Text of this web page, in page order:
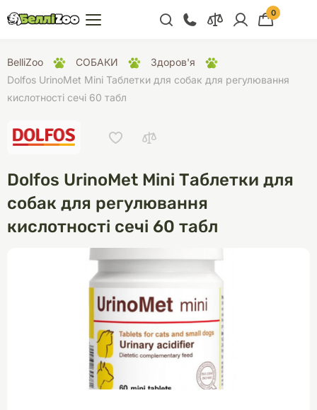
+38 (068) 300 91 91
Відділ продажу
+38 (068) 479 28
0
BelliZoo СОБАКИ
Здоров'я
Dolfos UrinoMet Mini Таблетки для собак для регулювання
кислотності сечі 60 табл
Dolfos UrinoMet Mini Таблетки для
собак для регулювання
кислотності сечі 60 табл